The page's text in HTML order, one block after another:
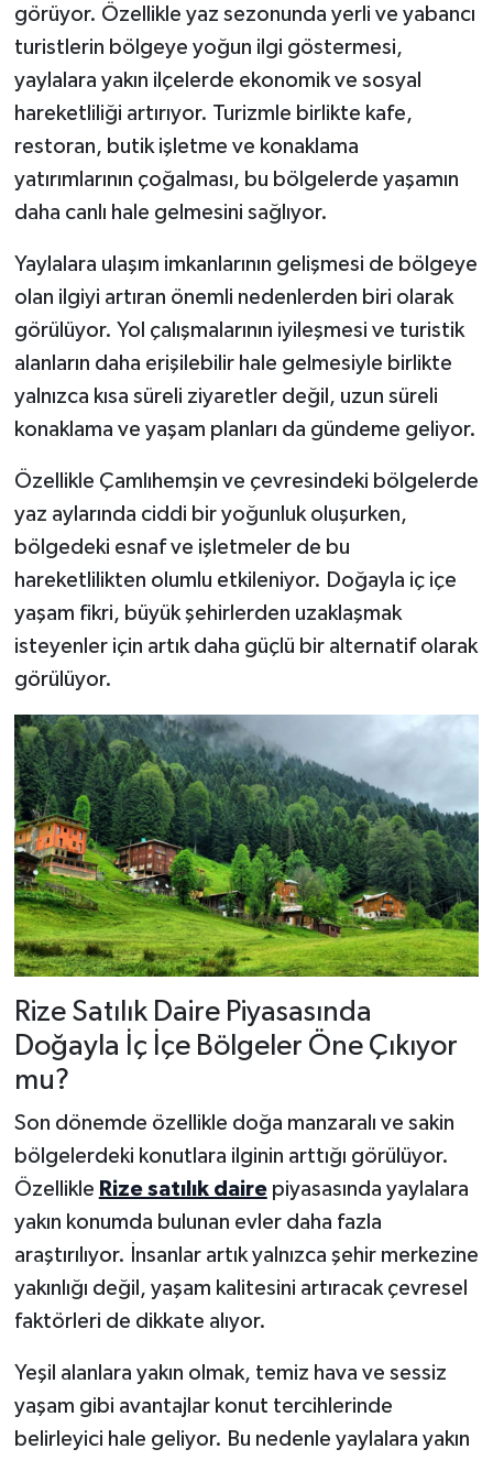
görüyor. Özellikle yaz sezonunda yerli ve yabancı
turistlerin bölgeye yoğun ilgi göstermesi,
yaylalara yakın ilçelerde ekonomik ve sosyal
hareketliliği artırıyor. Turizmle birlikte kafe,
restoran, butik işletme ve konaklama
yatırımlarının çoğalması, bu bölgelerde yaşamın
daha canlı hale gelmesini sağlıyor.
Yaylalara ulaşım imkanlarının gelişmesi de bölgeye
olan ilgiyi artıran önemli nedenlerden biri olarak
görülüyor. Yol çalışmalarının iyileşmesi ve turistik
alanların daha erişilebilir hale gelmesiyle birlikte
yalnızca kısa süreli ziyaretler değil, uzun süreli
konaklama ve yaşam planları da gündeme geliyor.
Özellikle Çamlıhemşin ve çevresindeki bölgelerde
yaz aylarında ciddi bir yoğunluk oluşurken,
bölgedeki esnaf ve işletmeler de bu
hareketlilikten olumlu etkileniyor. Doğayla iç içe
yaşam fikri, büyük şehirlerden uzaklaşmak
isteyenler için artık daha güçlü bir alternatif olarak
görülüyor.
Rize Satılık Daire Piyasasında
Doğayla İç İçe Bölgeler Öne Çıkıyor
mu?
Son dönemde özellikle doğa manzaralı ve sakin
bölgelerdeki konutlara ilginin arttığı görülüyor.
Özellikle Rize satılık dairepiyasasında yaylalara
yakın konumda bulunan evler daha fazla
araştırılıyor. İnsanlar artık yalnızca şehir merkezine
yakınlığı değil, yaşam kalitesini artıracak çevresel
faktörleri de dikkate alıyor.
Yeşil alanlara yakın olmak, temiz hava ve sessiz
yaşam gibi avantajlar konut tercihlerinde
belirleyici hale geliyor. Bu nedenle yaylalara yakın